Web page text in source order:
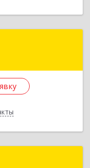
дом № 49, оф.157
решения